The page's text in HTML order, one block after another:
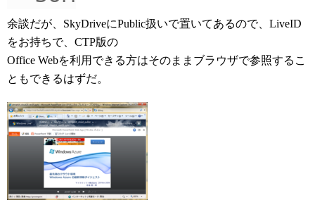
余談だが、SkyDriveにPublic扱いで置いてあるので、LiveID
をお持ちで、CTP版の
Office Webを利用できる方はそのままブラウザで参照するこ
ともできるはずだ。